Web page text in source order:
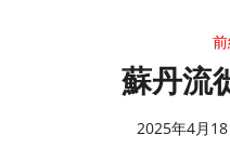
蘇丹流
2025年4月18